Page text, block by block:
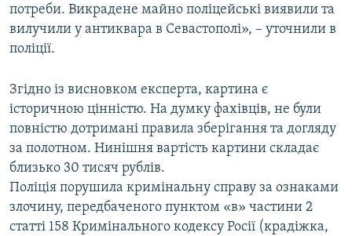
потреби. Викрадене майно поліцейські виявили та
вилучили у антиквара в Севастополі», – уточнили в
поліції.
Згідно із висновком експерта, картина є
історичною цінністю. На думку фахівців, не були
повністю дотримані правила зберігання та догляду
за полотном. Нинішня вартість картини складає
близько 30 тисяч рублів.
Поліція порушила кримінальну справу за ознаками
злочину, передбаченого пунктом «в» частини 2
статті 158 Кримінального кодексу Росії (крадіжка,